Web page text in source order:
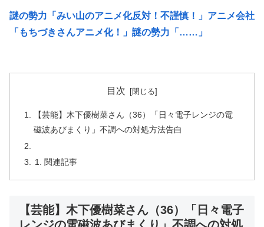
謎の勢力「みい山のアニメ化反対！不謹慎！」アニメ会社
「もちづきさんアニメ化！」謎の勢力「……」
目次
【芸能】木下優樹菜さん（36）「日々電子レンジの電
磁波あびまくり」不調への対処方法告白
関連記事
【芸能】木下優樹菜さん（36）「日々電子